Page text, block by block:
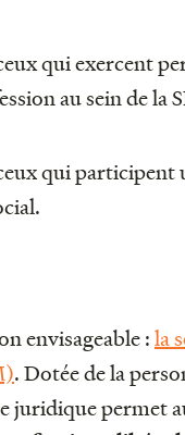
qui exercent
au sein de la
qui participent
envisageable :la
. Dotée de la
juridique permet